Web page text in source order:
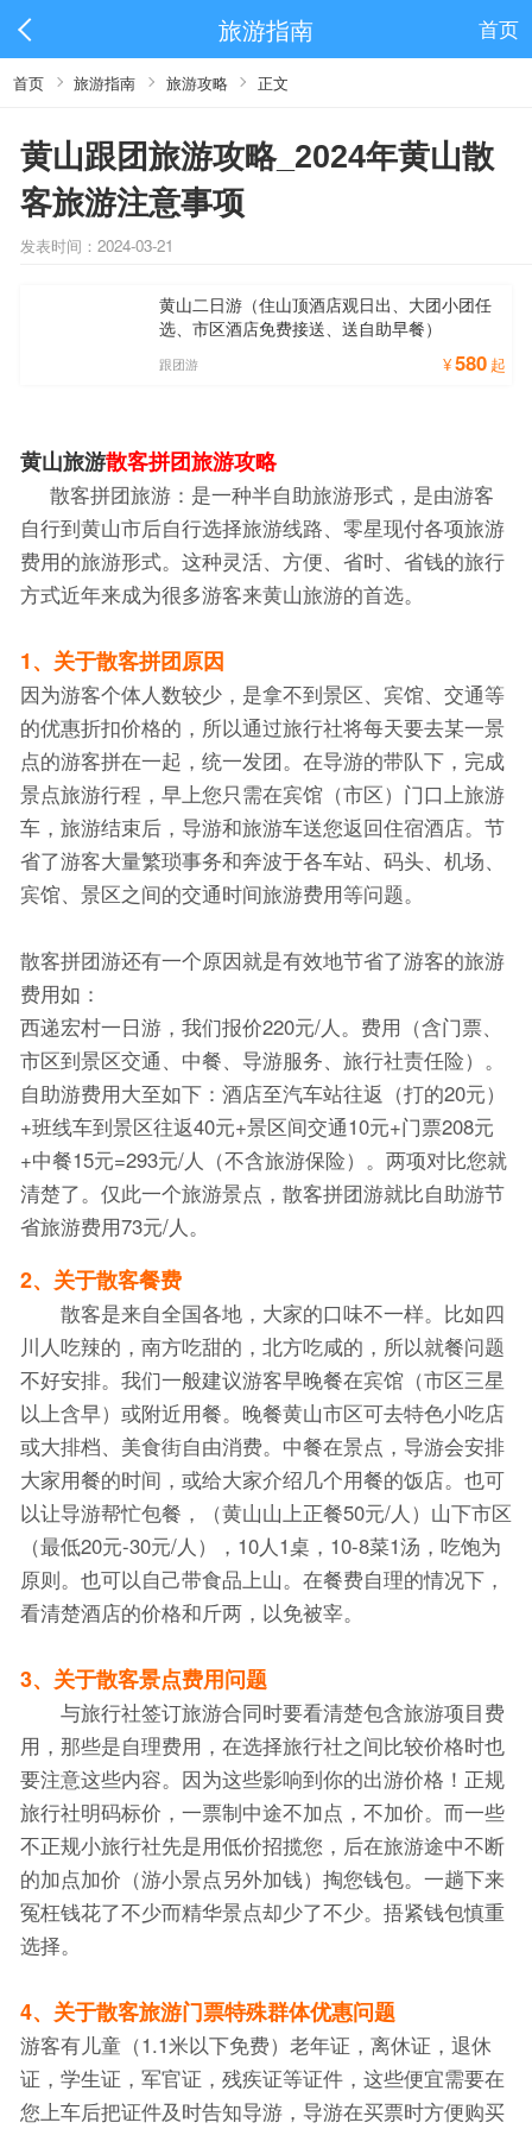
旅游指南 首页
首页 旅游指南 旅游攻略 正文
黄山跟团旅游攻略_2024年黄山散
客旅游注意事项
发表时间：2024-03-21
黄山二日游（住山顶酒店观日出、大团小团任
选、市区酒店免费接送、送自助早餐）
¥580 起
跟团游
黄山旅游散客拼团旅游攻略
散客拼团旅游：是一种半自助旅游形式，是由游客
自行到黄山市后自行选择旅游线路、零星现付各项旅游
费用的旅游形式。这种灵活、方便、省时、省钱的旅行
方式近年来成为很多游客来黄山旅游的首选。
1、关于散客拼团原因
因为游客个体人数较少，是拿不到景区、宾馆、交通等
的优惠折扣价格的，所以通过旅行社将每天要去某一景
点的游客拼在一起，统一发团。在导游的带队下，完成
景点旅游行程，早上您只需在宾馆（市区）门口上旅游
车，旅游结束后，导游和旅游车送您返回住宿酒店。节
省了游客大量繁琐事务和奔波于各车站、码头、机场、
宾馆、景区之间的交通时间旅游费用等问题。
散客拼团游还有一个原因就是有效地节省了游客的旅游
费用如：
西递宏村一日游，我们报价220元/人。费用（含门票、
市区到景区交通、中餐、导游服务、旅行社责任险）。
自助游费用大至如下：酒店至汽车站往返（打的20元）
+班线车到景区往返40元+景区间交通10元+门票208元
+中餐15元=293元/人（不含旅游保险）。两项对比您就
清楚了。仅此一个旅游景点，散客拼团游就比自助游节
省旅游费用73元/人。
2、关于散客餐费
散客是来自全国各地，大家的口味不一样。比如四
川人吃辣的，南方吃甜的，北方吃咸的，所以就餐问题
不好安排。我们一般建议游客早晚餐在宾馆（市区三星
以上含早）或附近用餐。晚餐黄山市区可去特色小吃店
或大排档、美食街自由消费。中餐在景点，导游会安排
大家用餐的时间，或给大家介绍几个用餐的饭店。也可
以让导游帮忙包餐，（黄山山上正餐50元/人）山下市区
（最低20元-30元/人），10人1桌，10-8菜1汤，吃饱为
原则。也可以自己带食品上山。在餐费自理的情况下，
看清楚酒店的价格和斤两，以免被宰。
3、关于散客景点费用问题
与旅行社签订旅游合同时要看清楚包含旅游项目费
用，那些是自理费用，在选择旅行社之间比较价格时也
要注意这些内容。因为这些影响到你的出游价格！正规
旅行社明码标价，一票制中途不加点，不加价。而一些
不正规小旅行社先是用低价招揽您，后在旅游途中不断
的加点加价（游小景点另外加钱）掏您钱包。一趟下来
冤枉钱花了不少而精华景点却少了不少。捂紧钱包慎重
选择。
4、关于散客旅游门票特殊群体优惠问题
游客有儿童（1.1米以下免费）老年证，离休证，退休
证，学生证，军官证，残疾证等证件，这些便宜需要在
您上车后把证件及时告知导游，导游在买票时方便购买